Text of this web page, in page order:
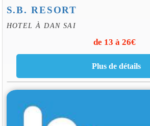
S.B. RESORT
HOTEL À DAN SAI
de 13 à 26€